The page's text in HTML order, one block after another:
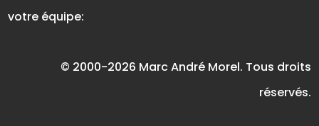
votre équipe:
© 2000-2026 Marc André Morel. Tous droits
réservés.